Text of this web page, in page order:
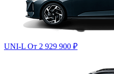
UNI-L От 2 929 900 ₽